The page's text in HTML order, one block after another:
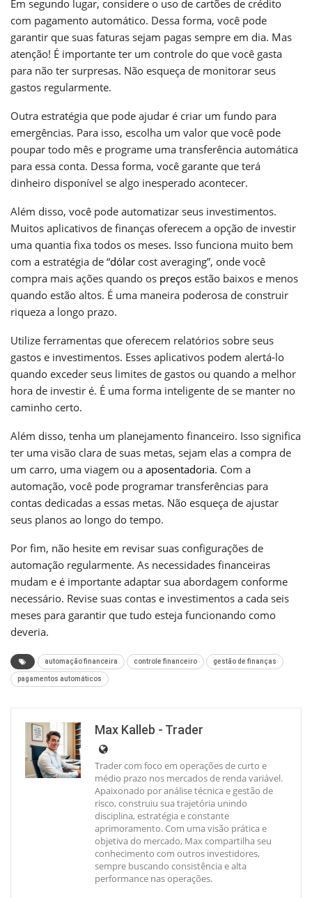
Em segundo lugar, considere o uso de cartões de crédito
com pagamento automático. Dessa forma, você pode
garantir que suas faturas sejam pagas sempre em dia. Mas
atenção! É importante ter um controle do que você gasta
para não ter surpresas. Não esqueça de monitorar seus
gastos regularmente.
Outra estratégia que pode ajudar é criar um fundo para
emergências. Para isso, escolha um valor que você pode
poupar todo mês e programe uma transferência automática
para essa conta. Dessa forma, você garante que terá
dinheiro disponível se algo inesperado acontecer.
Além disso, você pode automatizar seus investimentos.
Muitos aplicativos de finanças oferecem a opção de investir
uma quantia fixa todos os meses. Isso funciona muito bem
com a estratégia de “dólar cost averaging”, onde você
compra mais ações quando os preços estão baixos e menos
quando estão altos. É uma maneira poderosa de construir
riqueza a longo prazo.
Utilize ferramentas que oferecem relatórios sobre seus
gastos e investimentos. Esses aplicativos podem alertá-lo
quando exceder seus limites de gastos ou quando a melhor
hora de investir é. É uma forma inteligente de se manter no
caminho certo.
Além disso, tenha um planejamento financeiro. Isso significa
ter uma visão clara de suas metas, sejam elas a compra de
um carro, uma viagem ou a aposentadoria. Com a
automação, você pode programar transferências para
contas dedicadas a essas metas. Não esqueça de ajustar
seus planos ao longo do tempo.
Por fim, não hesite em revisar suas configurações de
automação regularmente. As necessidades financeiras
mudam e é importante adaptar sua abordagem conforme
necessário. Revise suas contas e investimentos a cada seis
meses para garantir que tudo esteja funcionando como
deveria.
automação financeira controle financeiro gestão de finanças
pagamentos automáticos
Max Kalleb - Trader
Trader com foco em operações de curto e
médio prazo nos mercados de renda variável.
Apaixonado por análise técnica e gestão de
risco, construiu sua trajetória unindo
disciplina, estratégia e constante
aprimoramento. Com uma visão prática e
objetiva do mercado, Max compartilha seu
conhecimento com outros investidores,
sempre buscando consistência e alta
performance nas operações.